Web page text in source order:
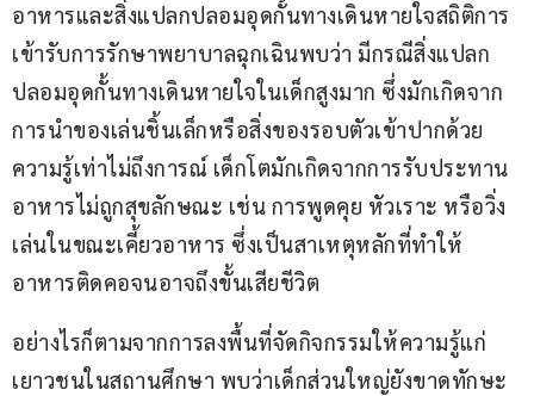
อาหารและสิ่งแปลกปลอมอุดกั้นทางเดินหายใจสถิติการ
เข้ารับการรักษาพยาบาลฉุกเฉินพบว่า มีกรณีสิ่งแปลก
ปลอมอุดกั้นทางเดินหายใจในเด็กสูงมาก ซึ่งมักเกิดจาก
การนำของเล่นชิ้นเล็กหรือสิ่งของรอบตัวเข้าปากด้วย
ความรู้เท่าไม่ถึงการณ์ เด็กโตมักเกิดจากการรับประทาน
อาหารไม่ถูกสุขลักษณะ เช่น การพูดคุย หัวเราะ หรือวิ่ง
เล่นในขณะเคี้ยวอาหาร ซึ่งเป็นสาเหตุหลักที่ทำให้
อาหารติดคอจนอาจถึงขั้นเสียชีวิต
อย่างไรก็ตามจากการลงพื้นที่จัดกิจกรรมให้ความรู้แก่
เยาวชนในสถานศึกษา พบว่าเด็กส่วนใหญ่ยังขาดทักษะ